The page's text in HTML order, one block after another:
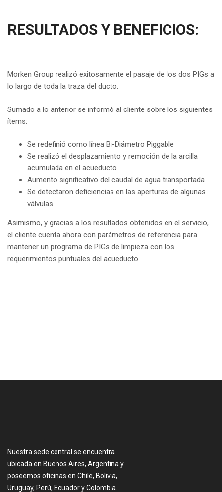
RESULTADOS Y BENEFICIOS:
Morken Group realizó exitosamente el pasaje de los dos PIGs a
lo largo de toda la traza del ducto.
Sumado a lo anterior se informó al cliente sobre los siguientes
ítems:
Se redefinió como línea Bi-Diámetro Piggable
Se realizó el desplazamiento y remoción de la arcilla
acumulada en el acueducto
Aumento significativo del caudal de agua transportada
Se detectaron deficiencias en las aperturas de algunas
válvulas
Asimismo, y gracias a los resultados obtenidos en el servicio,
el cliente cuenta ahora con parámetros de referencia para
mantener un programa de PIGs de limpieza con los
requerimientos puntuales del acueducto.
Nuestra sede central se encuentra
ubicada en Buenos Aires, Argentina y
poseemos oficinas en Chile, Bolivia,
Uruguay, Perú, Ecuador y Colombia.